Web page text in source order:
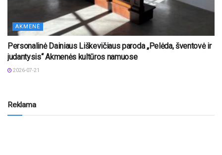
AKMENĖ
Personalinė Dainiaus Liškevičiaus paroda „Pelėda, šventovė ir
judantysis“ Akmenės kultūros namuose
2026-07-21
Reklama